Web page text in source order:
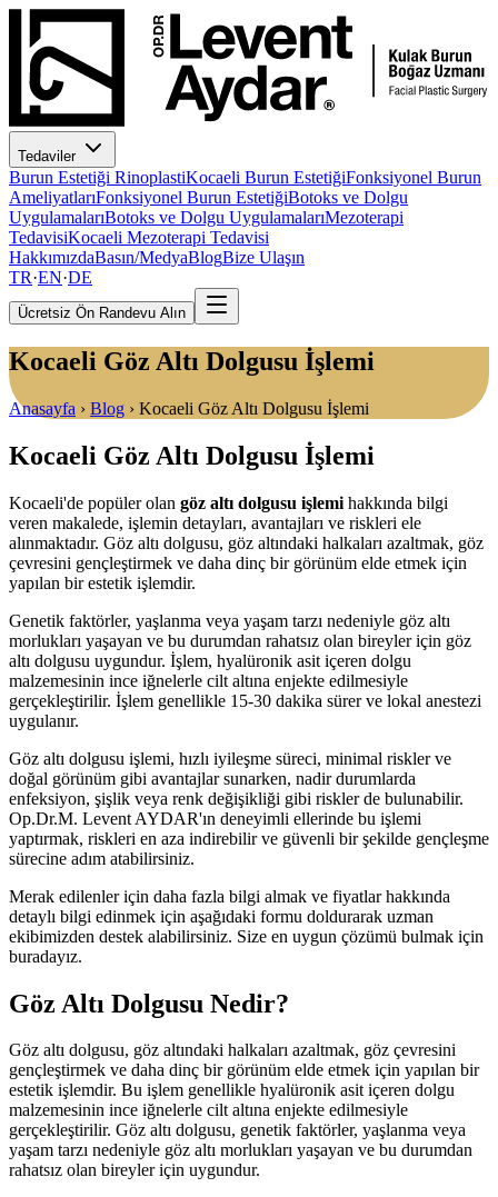
Tedaviler
Burun Estetiği RinoplastiKocaeli Burun EstetiğiFonksiyonel Burun
AmeliyatlarıFonksiyonel Burun EstetiğiBotoks ve Dolgu
UygulamalarıBotoks ve Dolgu UygulamalarıMezoterapi
TedavisiKocaeli Mezoterapi Tedavisi
HakkımızdaBasın/MedyaBlogBize Ulaşın
TR·EN·DE
Ücretsiz Ön Randevu Alın
Kocaeli Göz Altı Dolgusu İşlemi
Anasayfa › Blog › Kocaeli Göz Altı Dolgusu İşlemi
Kocaeli Göz Altı Dolgusu İşlemi
Kocaeli'de popüler olan göz altı dolgusu işlemi hakkında bilgi
veren makalede, işlemin detayları, avantajları ve riskleri ele
alınmaktadır. Göz altı dolgusu, göz altındaki halkaları azaltmak, göz
çevresini gençleştirmek ve daha dinç bir görünüm elde etmek için
yapılan bir estetik işlemdir.
Genetik faktörler, yaşlanma veya yaşam tarzı nedeniyle göz altı
morlukları yaşayan ve bu durumdan rahatsız olan bireyler için göz
altı dolgusu uygundur. İşlem, hyalüronik asit içeren dolgu
malzemesinin ince iğnelerle cilt altına enjekte edilmesiyle
gerçekleştirilir. İşlem genellikle 15-30 dakika sürer ve lokal anestezi
uygulanır.
Göz altı dolgusu işlemi, hızlı iyileşme süreci, minimal riskler ve
doğal görünüm gibi avantajlar sunarken, nadir durumlarda
enfeksiyon, şişlik veya renk değişikliği gibi riskler de bulunabilir.
Op.Dr.M. Levent AYDAR'ın deneyimli ellerinde bu işlemi
yaptırmak, riskleri en aza indirebilir ve güvenli bir şekilde gençleşme
sürecine adım atabilirsiniz.
Merak edilenler için daha fazla bilgi almak ve fiyatlar hakkında
detaylı bilgi edinmek için aşağıdaki formu doldurarak uzman
ekibimizden destek alabilirsiniz. Size en uygun çözümü bulmak için
buradayız.
Göz Altı Dolgusu Nedir?
Göz altı dolgusu, göz altındaki halkaları azaltmak, göz çevresini
gençleştirmek ve daha dinç bir görünüm elde etmek için yapılan bir
estetik işlemdir. Bu işlem genellikle hyalüronik asit içeren dolgu
malzemesinin ince iğnelerle cilt altına enjekte edilmesiyle
gerçekleştirilir. Göz altı dolgusu, genetik faktörler, yaşlanma veya
yaşam tarzı nedeniyle göz altı morlukları yaşayan ve bu durumdan
rahatsız olan bireyler için uygundur.